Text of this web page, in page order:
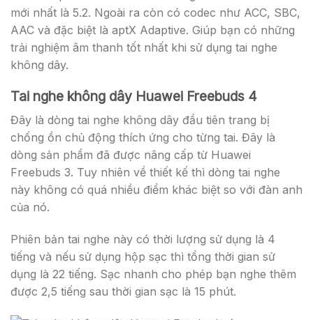
mới nhất là 5.2. Ngoài ra còn có codec như ACC, SBC,
AAC và đặc biệt là aptX Adaptive. Giúp bạn có những
trải nghiệm âm thanh tốt nhất khi sử dụng tai nghe
không dây.
Tai nghe không dây Huawei Freebuds 4
Đây là dòng tai nghe không dây đầu tiên trang bị
chống ồn chủ động thích ứng cho từng tai. Đây là
dòng sản phẩm đã được nâng cấp từ Huawei
Freebuds 3. Tuy nhiên về thiết kế thì dòng tai nghe
này không có quá nhiều điểm khác biệt so với đàn anh
của nó.
Phiên bản tai nghe này có thời lượng sử dụng là 4
tiếng và nếu sử dụng hộp sạc thì tổng thời gian sử
dụng là 22 tiếng. Sạc nhanh cho phép bạn nghe thêm
được 2,5 tiếng sau thời gian sạc là 15 phút.